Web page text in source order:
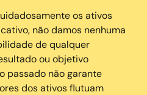
os ativos
não damos nenhuma
de qualquer
ou objetivo
passado não garante
dos ativos flutuam